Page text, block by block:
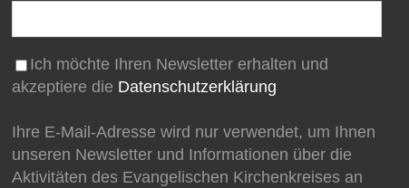
Ich möchte Ihren Newsletter erhalten und
akzeptiere die Datenschutzerklärung
Ihre E-Mail-Adresse wird nur verwendet, um Ihnen
unseren Newsletter und Informationen über die
Aktivitäten des Evangelischen Kirchenkreises an